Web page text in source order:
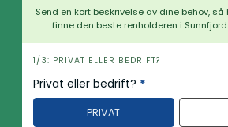
Send en kort beskrivelse av dine behov,
finne den beste renholderen i
h
e
r
1/3: PRIVAT ELLER BEDRIFT?
Privat eller bedrift? *
PRIVAT